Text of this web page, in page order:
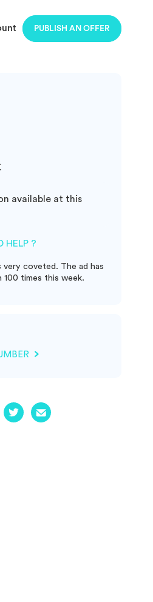
PUBLISH AN OFFER
available at this
HELP ?
very coveted. The ad has
100 times this week.